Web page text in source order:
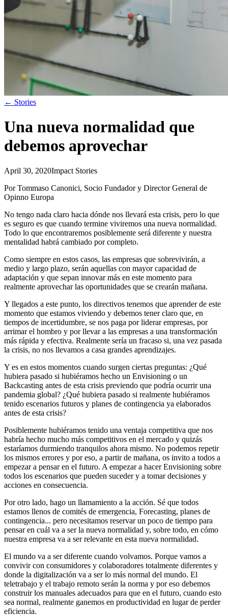
← Stories
Una nueva normalidad que
debemos aprovechar
April 30, 2020Impact Stories
Por Tommaso Canonici, Socio Fundador y Director General de
Opinno Europa
No tengo nada claro hacia dónde nos llevará esta crisis, pero lo que
es seguro es que cuando termine viviremos una nueva normalidad.
Todo lo que encontraremos posiblemente será diferente y nuestra
mentalidad habrá cambiado por completo.
Como siempre en estos casos, las empresas que sobrevivirán, a
medio y largo plazo, serán aquellas con mayor capacidad de
adaptación y que sepan innovar más en este momento para
realmente aprovechar las oportunidades que se crearán mañana.
Y llegados a este punto, los directivos tenemos que aprender de este
momento que estamos viviendo y debemos tener claro que, en
tiempos de incertidumbre, se nos paga por liderar empresas, por
arrimar el hombro y por llevar a las empresas a una transformación
más rápida y efectiva. Realmente sería un fracaso si, una vez pasada
la crisis, no nos llevamos a casa grandes aprendizajes.
Y es en estos momentos cuando surgen ciertas preguntas: ¿Qué
hubiera pasado si hubiéramos hecho un Envisioning o un
Backcasting antes de esta crisis previendo que podría ocurrir una
pandemia global? ¿Qué hubiera pasado si realmente hubiéramos
tenido escenarios futuros y planes de contingencia ya elaborados
antes de esta crisis?
Posiblemente hubiéramos tenido una ventaja competitiva que nos
habría hecho mucho más competitivos en el mercado y quizás
estaríamos durmiendo tranquilos ahora mismo. No podemos repetir
los mismos errores y por eso, a partir de mañana, os invito a todos a
empezar a pensar en el futuro. A empezar a hacer Envisioning sobre
todos los escenarios que pueden suceder y a tomar decisiones y
acciones en consecuencia.
Por otro lado, hago un llamamiento a la acción. Sé que todos
estamos llenos de comités de emergencia, Forecasting, planes de
contingencia... pero necesitamos reservar un poco de tiempo para
pensar en cuál va a ser la nueva normalidad y, sobre todo, en cómo
nuestra empresa va a ser relevante en esta nueva normalidad.
El mundo va a ser diferente cuando volvamos. Porque vamos a
convivir con consumidores y colaboradores totalmente diferentes y
donde la digitalización va a ser lo más normal del mundo. El
teletrabajo y el trabajo remoto serán la norma y por eso debemos
construir los manuales adecuados para que en el futuro, cuando esto
sea normal, realmente ganemos en productividad en lugar de perder
eficiencia.